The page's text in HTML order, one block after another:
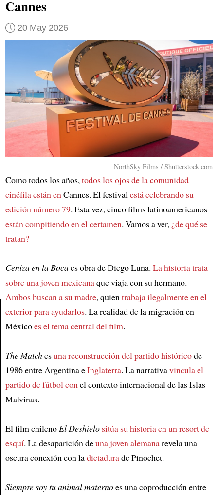
Article
Cannes
20 May 2026
NorthSky Films / Shutterstock.com
Como todos los años,todos los ojos de la comunidad
cinéfila están enCannes. El festivalestá celebrando su
edición número 79. Esta vez, cinco films latinoamericanos
están compitiendo en el certamen. Vamos a ver, ¿de qué se
tratan?
Ceniza en la Bocaes obra de Diego Luna. La historia trata
sobre una joven mexicanaque viaja con su hermano.
Ambos buscan a su madre, quientrabaja ilegalmente en el
exterior para ayudarlos. La realidad de la migración en
Méxicoes el tema central del film.
The Matchesuna reconstrucción del partido históricode
1986 entre Argentina eInglaterra. La narrativavincula el
partido de fútbol conel contexto internacional de las Islas
Malvinas.
El film chilenoEl Deshielo sitúa su historia en un resort de
esquí. La desaparición deuna joven alemanarevela una
oscura conexión con ladictadurade Pinochet.
Siempre soy tu animal maternoes una coproducción entre